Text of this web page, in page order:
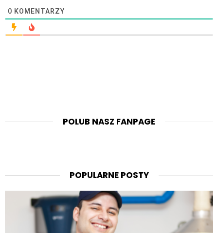
0 KOMENTARZY
POLUB NASZ FANPAGE
POPULARNE POSTY